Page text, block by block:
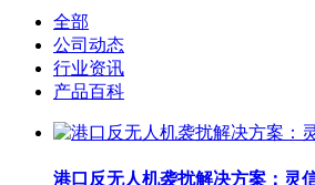
全部
公司动态
行业资讯
产品百科
港口反无人机袭扰解决方案：灵